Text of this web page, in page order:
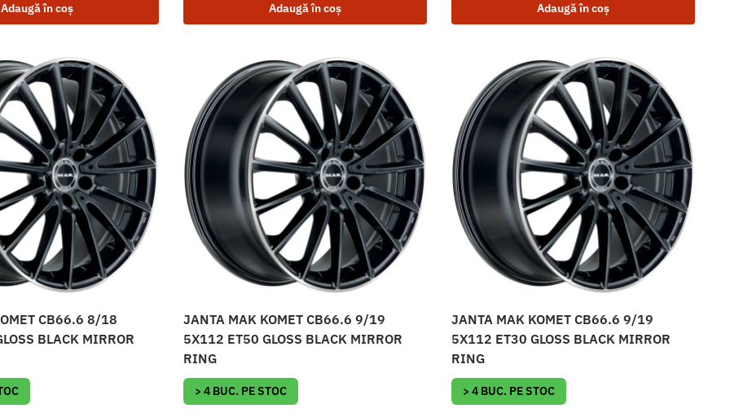
Adaugă în coș Adaugă în coș Adaugă în coș
CB66.6 8/18
BLACK MIRROR
JANTA MAK KOMET CB66.6 9/19
5X112 ET50 GLOSS BLACK MIRROR
RING
> 4 BUC. PE STOC
JANTA MAK KOMET CB66.6 9/19
5X112 ET30 GLOSS BLACK MIRROR
RING
> 4 BUC. PE STOC